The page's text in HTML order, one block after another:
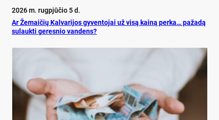
2026 m. rugpjūčio 5 d.
Ar Že­mai­čių Kal­va­ri­jos gy­ven­to­jai už vi­są kai­ną per­ka… pa­ža­dą
su­lauk­ti ge­res­nio van­dens?